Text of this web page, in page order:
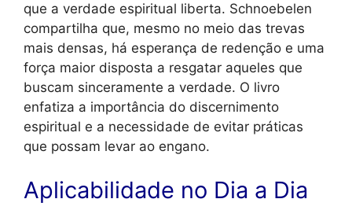
que a verdade espiritual liberta. Schnoebelen
compartilha que, mesmo no meio das trevas
mais densas, há esperança de redenção e uma
força maior disposta a resgatar aqueles que
buscam sinceramente a verdade. O livro
enfatiza a importância do discernimento
espiritual e a necessidade de evitar práticas
que possam levar ao engano.
Aplicabilidade no Dia a Dia